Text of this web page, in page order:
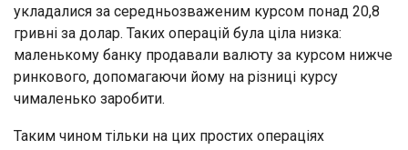
укладалися за середньозваженим курсом понад 20,8
гривні за долар. Таких операцій була ціла низка:
маленькому банку продавали валюту за курсом нижче
ринкового, допомагаючи йому на різниці курсу
чималенько заробити.
Таким чином тільки на цих простих операціях